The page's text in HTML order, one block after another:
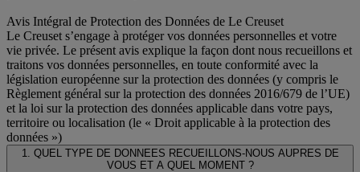
Avis Intégral de Protection des Données de Le Creuset
Le Creuset s’engage à protéger vos données personnelles et votre
vie privée. Le présent avis explique la façon dont nous recueillons et
traitons vos données personnelles, en toute conformité avec la
législation européenne sur la protection des données (y compris le
Règlement général sur la protection des données 2016/679 de l’UE)
et la loi sur la protection des données applicable dans votre pays,
territoire ou localisation (le « Droit applicable à la protection des
données »)
1. QUEL TYPE DE DONNEES RECUEILLONS-NOUS AUPRES DE
VOUS ET A QUEL MOMENT ?